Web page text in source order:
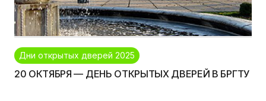
Дни открытых дверей 2025
20 ОКТЯБРЯ — ДЕНЬ ОТКРЫТЫХ ДВЕРЕЙ В БРГТУ